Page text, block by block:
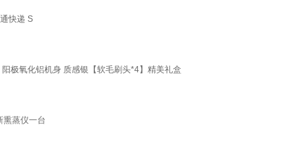
快递 S
极氧化铝机身 质感银【软毛刷头*4】精美礼盒
熏蒸仪一台